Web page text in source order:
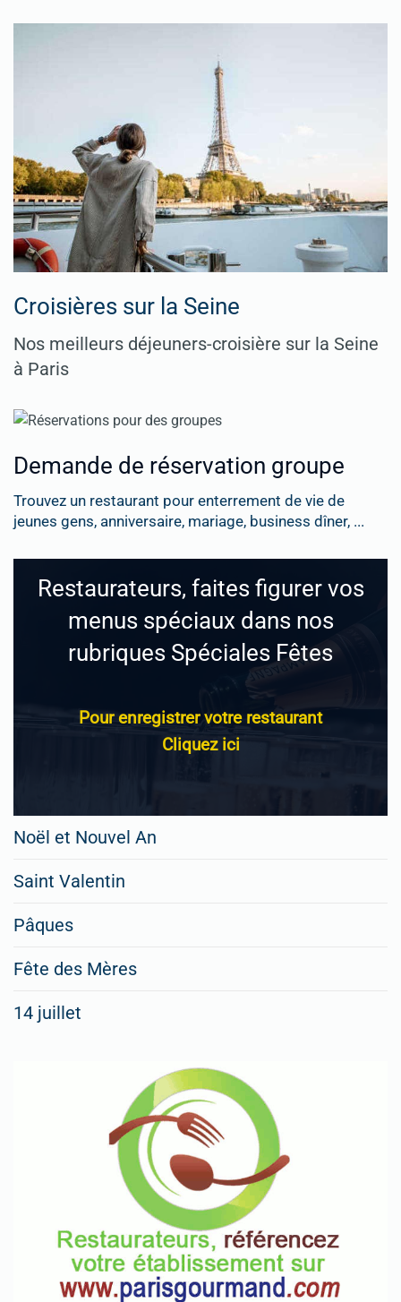
Croisières sur la Seine
Nos meilleurs déjeuners-croisière sur la Seine
à Paris
Demande de réservation groupe
Trouvez un restaurant pour enterrement de vie de
jeunes gens, anniversaire, mariage, business dîner, ...
Restaurateurs, faites figurer vos
menus spéciaux dans nos
rubriques Spéciales Fêtes
Pour enregistrer votre restaurant
Cliquez ici
Noël et Nouvel An
Saint Valentin
Pâques
Fête des Mères
14 juillet